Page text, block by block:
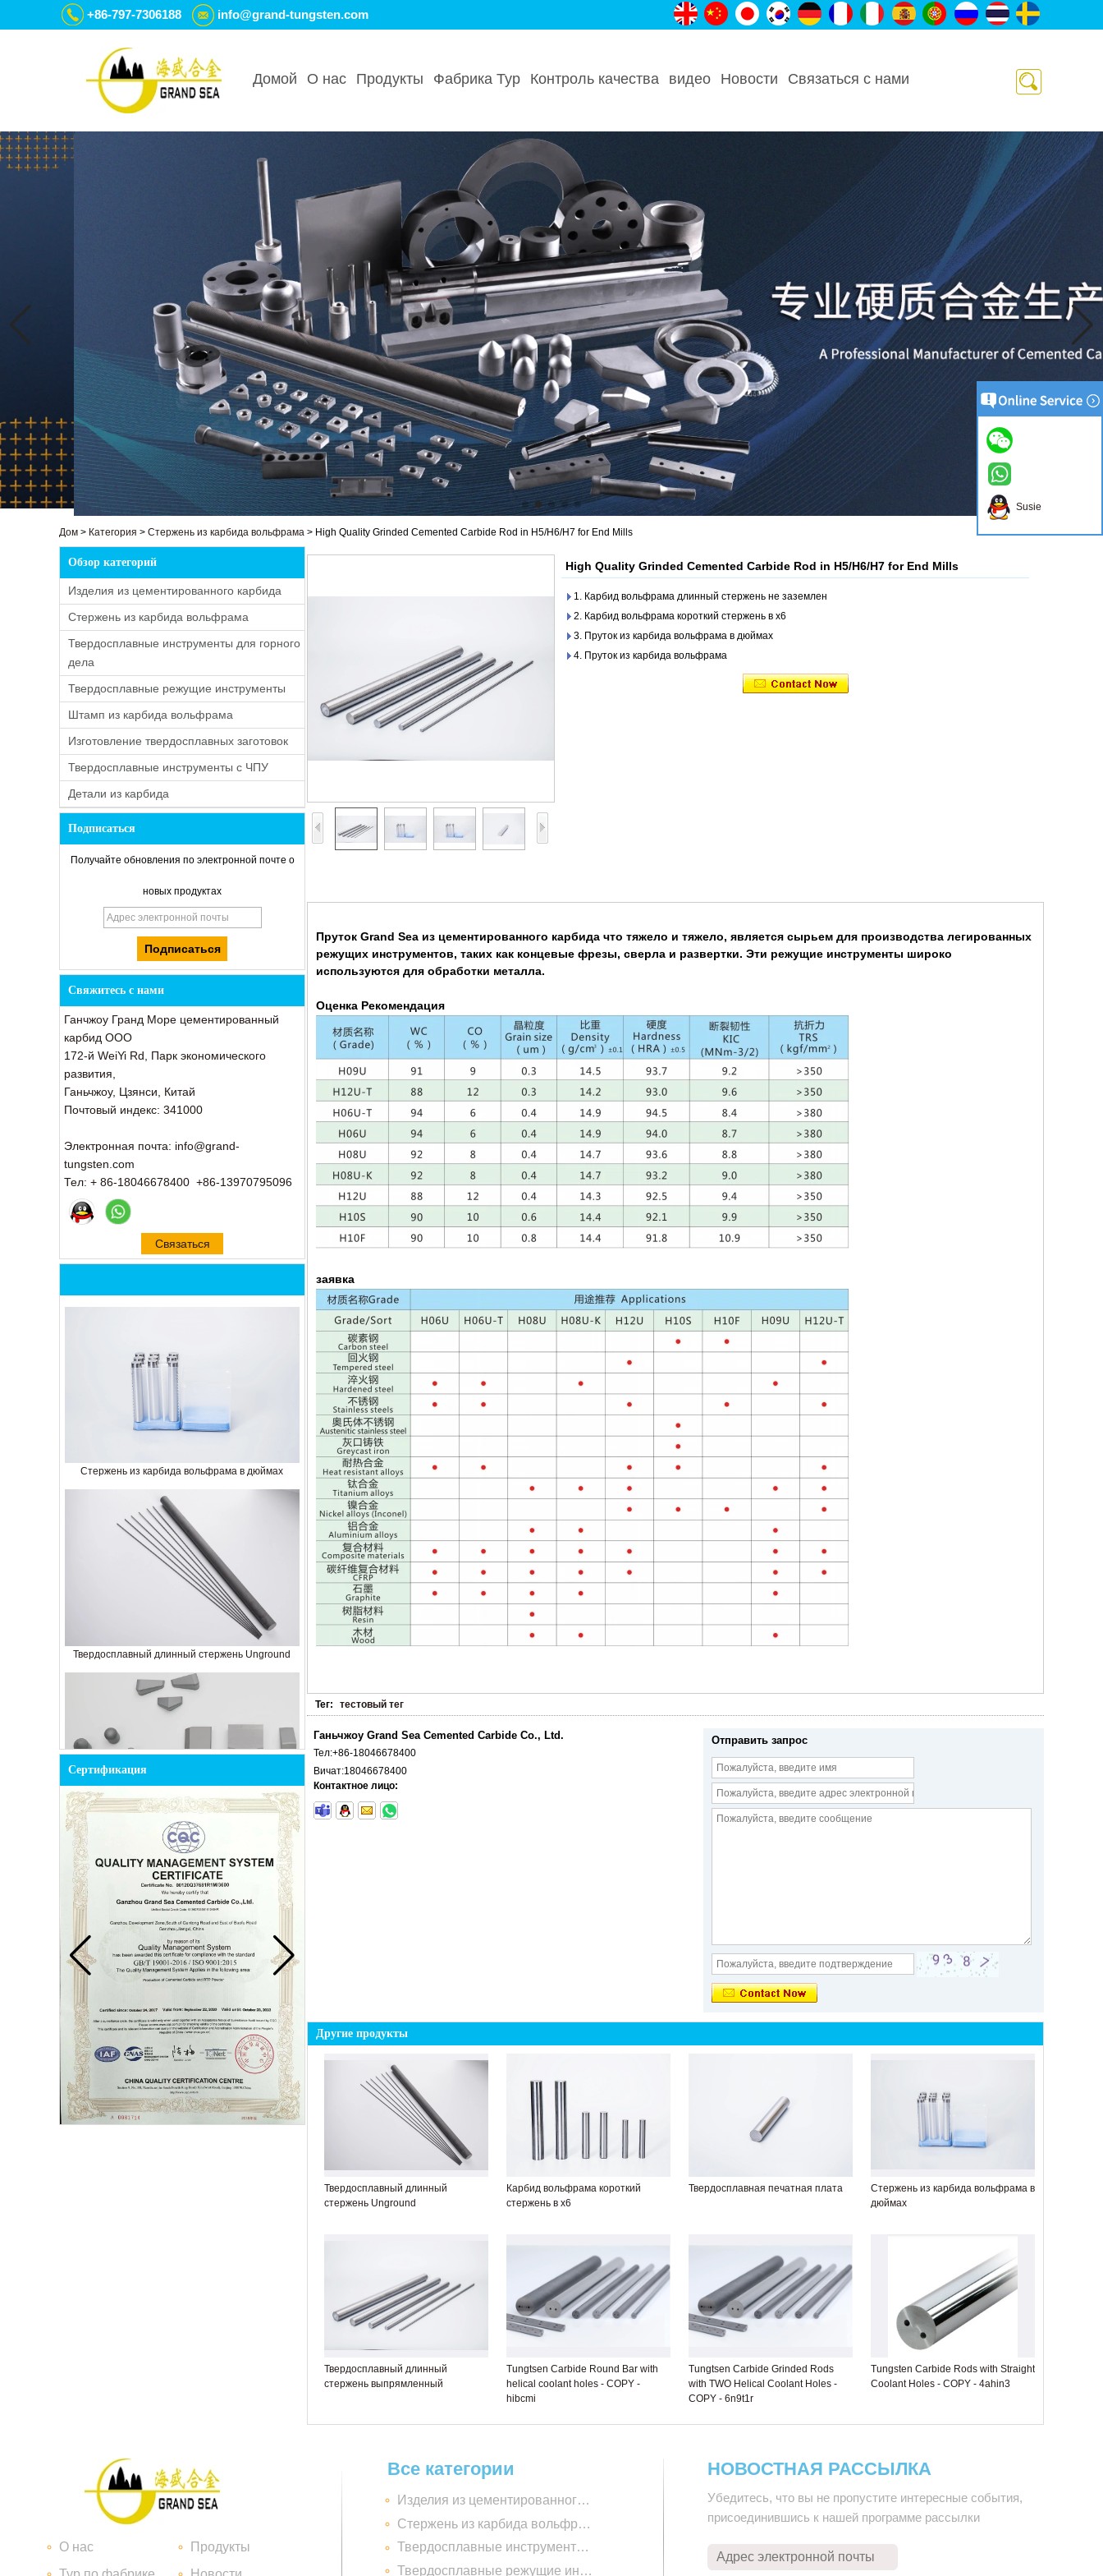
+86-797-7306188 info@grand-tungsten.com
Домой О нас Продукты Фабрика Тур Контроль качества видео Новости Связаться с нами
Дом > Категория > Стержень из карбида вольфрама > High Quality Grinded Cemented Carbide Rod in H5/H6/H7 for End Mills
Обзор категорий
Изделия из цементированного карбида
Стержень из карбида вольфрама
Твердосплавные инструменты для горного
дела
Твердосплавные режущие инструменты
Штамп из карбида вольфрама
Изготовление твердосплавных заготовок
Твердосплавные инструменты с ЧПУ
Детали из карбида
Подписаться
Получайте обновления по электронной почте о
новых продуктах
Свяжитесь с нами
Ганчжоу Гранд Море цементированный
карбид ООО
172-й WeiYi Rd, Парк экономического
развития,
Ганьчжоу, Цзянси, Китай
Почтовый индекс: 341000
Электронная почта: info@grand-
tungsten.com
Тел: + 86-18046678400 +86-13970795096
Связаться
сейчас
Стержень из карбида вольфрама в дюймах
Твердосплавный длинный стержень Unground
Кнопка из цементированного карбида для
добычи
твердосплавная пластина и умереть
Сертификация
High Quality Grinded Cemented Carbide Rod in H5/H6/H7 for End Mills
1. Карбид вольфрама длинный стержень не заземлен
2. Карбид вольфрама короткий стержень в х6
3. Пруток из карбида вольфрама в дюймах
4. Пруток из карбида вольфрама
Пруток Grand Sea из цементированного карбида что тяжело и тяжело, является сырьем для производства легированных
режущих инструментов, таких как концевые фрезы, сверла и развертки. Эти режущие инструменты широко
используются для обработки металла.
Оценка Рекомендация
заявка
Тег: тестовый тег
Ганьчжоу Grand Sea Cemented Carbide Co., Ltd.
Тел:+86-18046678400
Вичат:18046678400
Контактное лицо:
Отправить запрос
Другие продукты
Твердосплавный длинный
стержень Unground
Карбид вольфрама короткий
стержень в х6
Твердосплавная печатная плата
Стержень из карбида вольфрама в
дюймах
Твердосплавный длинный
стержень выпрямленный
Tungtsen Carbide Round Bar with
helical coolant holes - COPY -
hibcmi
Tungtsen Carbide Grinded Rods
with TWO Helical Coolant Holes -
COPY - 6n9t1r
Tungsten Carbide Rods with Straight
Coolant Holes - COPY - 4ahin3
О нас
Продукты
Все категории
Изделия из цементированного карбида
Стержень из карбида вольфрама
Твердосплавные инструменты для горного дела
Твердосплавные режущие инструменты
НОВОСТНАЯ РАССЫЛКА
Убедитесь, что вы не пропустите интересные события,
присоединившись к нашей программе рассылки
Susie